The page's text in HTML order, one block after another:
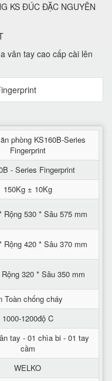
KS ĐÚC ĐẶC NGUYÊN
vân tay cao cấp cài lên
phòng KS160B-Series
Fingerprint
- Series Fingerprint
150Kg ± 10Kg
Rộng 530 * Sâu 575 mm
Rộng 420 * Sâu 370 mm
320 * Sâu 350 mm
Toàn chống cháy
1000-1200độ C
tay - 01 chìa bi - 01 tay
cầm
WELKO